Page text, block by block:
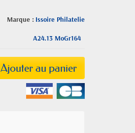
Marque : Issoire Philatelie
A24.13 MoGr164
Ajouter au panier